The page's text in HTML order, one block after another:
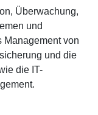
Überwachung,
und
Management von
und die
die IT-